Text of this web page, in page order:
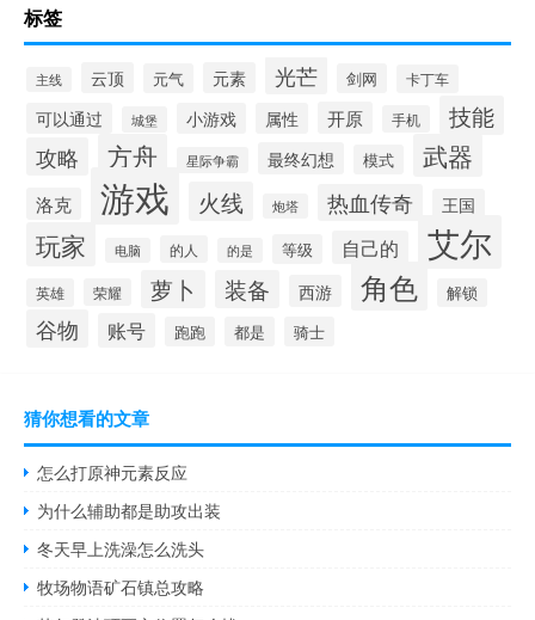
标签
主线 云顶 元气 元素 光芒 剑网 卡丁车
可以通过 城堡 小游戏 属性 开原 手机 技能
攻略 方舟 星际争霸 最终幻想 模式 武器
洛克 游戏 火线 炮塔 热血传奇 王国
玩家 电脑 的人 的是 等级 自己的 艾尔
英雄 荣耀 萝卜 装备 西游 角色 解锁
谷物 账号 跑跑 都是 骑士
猜你想看的文章
怎么打原神元素反应
为什么辅助都是助攻出装
冬天早上洗澡怎么洗头
牧场物语矿石镇总攻略